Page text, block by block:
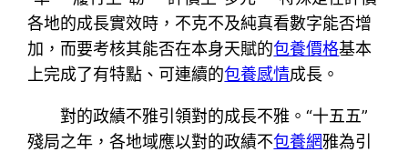
各地的成長實效時，不克不及純真看數字能否增
加，而要考核其能否在本身天賦的包養價格基本
上完成了有特點、可連續的包養感情成長。
對的政績不雅引領對的成長不雅。“十五五”
殘局之年，各地域應以對的政績不包養網雅為引